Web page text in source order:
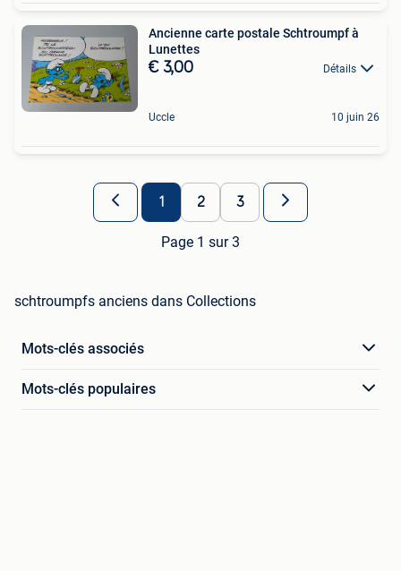
Ancienne carte postale Schtroumpf à
Lunettes
€ 3,00 Détails
Uccle 10 juin 26
1 2 3
Page 1 sur 3
schtroumpfs anciens dans Collections
Mots-clés associés
Mots-clés populaires